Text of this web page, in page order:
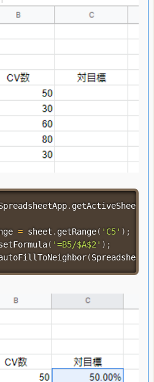
. getActiveSheet
= sheet . getRange( 'C5' ) ;
( '=B5/$A$2' ) ;
(